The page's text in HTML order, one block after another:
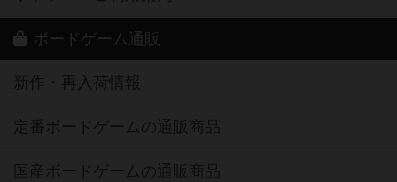
ボードゲーム通販
新作・再入荷情報
定番ボードゲームの通販商品
国産ボードゲームの通販商品